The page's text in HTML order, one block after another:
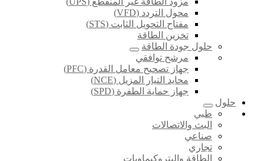
محول التردد (VFD)
مفتاح التحويل الثابت (STS)
تخزين الطاقة
حلول جودة الطاقة
مرشح توافقي
جهاز تصحيح معامل القدرة (PFC)
محايد التيار المزيل (NCE)
جهاز حماية الطفرة (SPD)
حلول
طبي
البث والاتصالات
صناعي
تجاري
الطاقة والبتروكيماويات